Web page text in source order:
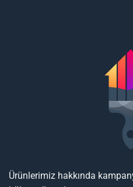
Ürünlerimiz hakkında